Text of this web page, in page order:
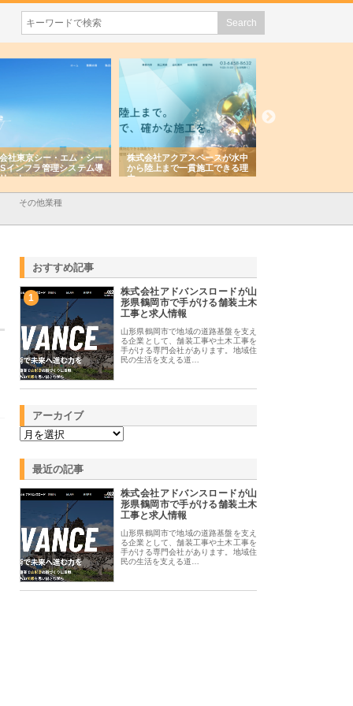
社東京シー・エム・シー
インフラ管理システム導
ット
株式会社アクアスペースが水中
から陸上まで一貫施工できる理
由
その他業種
おすすめ記事
1
株式会社アドバンスロードが山
形県鶴岡市で手がける舗装土木
工事と求人情報
山形県鶴岡市で地域の道路基盤を支え
る企業として、舗装工事や土木工事を
手がける専門会社があります。地域住
民の生活を支える道…
アーカイブ
最近の記事
株式会社アドバンスロードが山
形県鶴岡市で手がける舗装土木
工事と求人情報
山形県鶴岡市で地域の道路基盤を支え
る企業として、舗装工事や土木工事を
手がける専門会社があります。地域住
民の生活を支える道…